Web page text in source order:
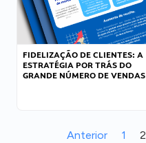
FIDELIZAÇÃO DE CLIENTES: A
ESTRATÉGIA POR TRÁS DO
GRANDE NÚMERO DE VENDAS
Anterior 1 2